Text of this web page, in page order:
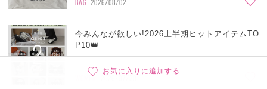
お気に入りに追加する
BAG 2026/08/02
2
今みんなが欲しい!2026上半期ヒットアイテムTO
P10👑
WOMEN